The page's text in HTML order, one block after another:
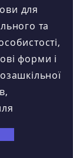
для
та
форми і